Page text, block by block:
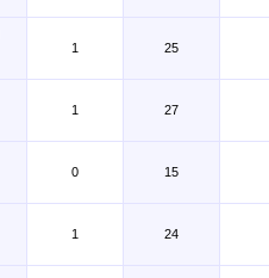
1
25
1
27
0 15
1
24